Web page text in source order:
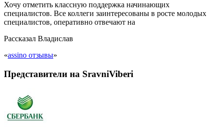
Хочу отметить классную поддержка начинающих
специалистов. Все коллеги заинтересованы в росте молодых
специалистов, оперативно отвечают на
Рассказал Владислав
«assino отзывы»
Представители на SravniViberi